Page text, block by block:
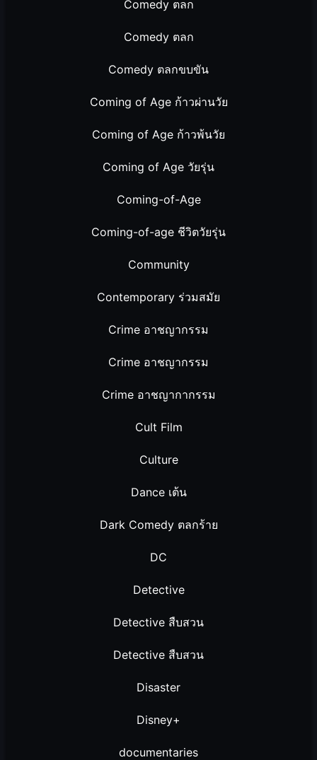
Comedy ตลก
Comedy ตลก
Comedy ตลกขบขัน
Coming of Age ก้าวผ่านวัย
Coming of Age ก้าวพ้นวัย
Coming of Age วัยรุ่น
Coming-of-Age
Coming-of-age ชีวิตวัยรุ่น
Community
Contemporary ร่วมสมัย
Crime อาชญากรรม
Crime อาชญากรรม
Crime อาชญากากรรม
Cult Film
Culture
Dance เต้น
Dark Comedy ตลกร้าย
DC
Detective
Detective สืบสวน
Detective สืบสวน
Disaster
Disney+
documentaries